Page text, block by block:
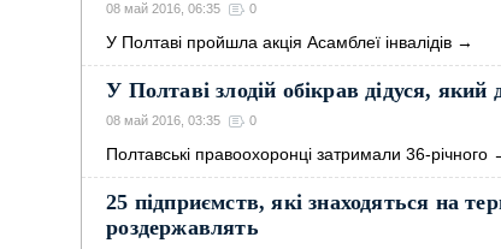
08 май 2016, 06:35 0
У Полтаві пройшла акція Асамблеї інвалідів →
У Полтаві злодій обікрав дідуся, який
08 май 2016, 03:35 0
Полтавські правоохоронці затримали 36-річного
25 підприємств, які знаходяться на
роздержавлять